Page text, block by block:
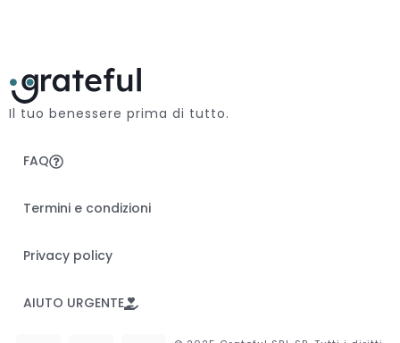
Il tuo benessere prima di tutto.
FAQ
Termini e condizioni
Privacy policy
AIUTO URGENTE